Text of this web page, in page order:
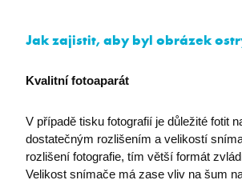
Jak zajistit, aby byl obrázek
Kvalitní fotoaparát
V případě tisku fotografií je důležité fotit
dostatečným rozlišením a velikostí
rozlišení fotografie, tím větší formát
Velikost snímače má zase vliv na šum